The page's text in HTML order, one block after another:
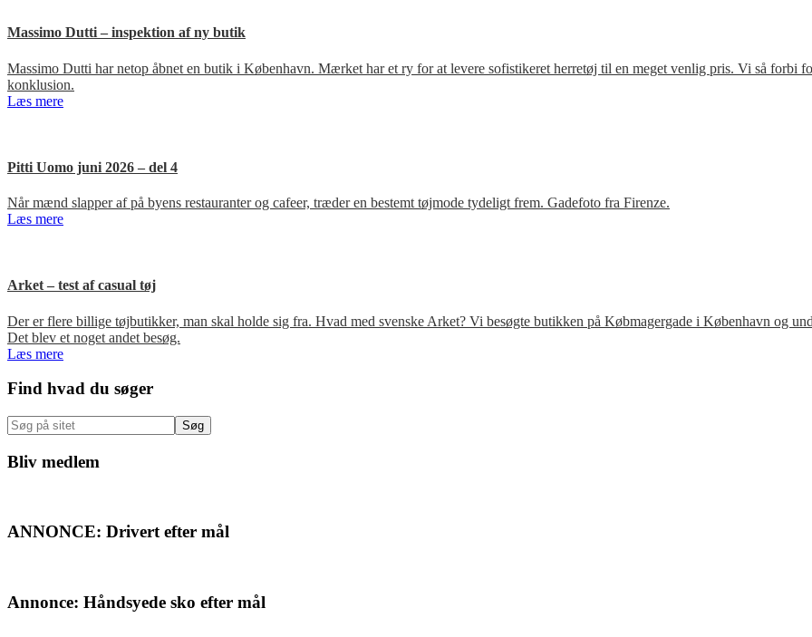
Massimo Dutti – inspektion af ny butik
Massimo Dutti har netop åbnet en butik i København. Mærket har et ry for at levere sofistikeret herretøj til en meget venlig pris. Vi så forbi
konklusion.
Læs mere
Pitti Uomo juni 2026 – del 4
Når mænd slapper af på byens restauranter og cafeer, træder en bestemt tøjmode tydeligt frem. Gadefoto fra Firenze.
Læs mere
Arket – test af casual tøj
Der er flere billige tøjbutikker, man skal holde sig fra. Hvad med svenske Arket? Vi besøgte butikken på Købmagergade i København og
Det blev et noget andet besøg.
Læs mere
Primær
Sidebar
Find hvad du søger
Søg
på
sitet
Bliv medlem
ANNONCE: Drivert efter mål
Annonce: Håndsyede sko efter mål